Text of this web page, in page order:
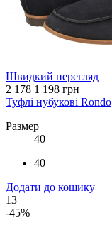
Швидкий перегляд
2 178 1 198 грн
Туфлі нубукові Rondo
Размер
40
40
Додати до кошику
13
-45%